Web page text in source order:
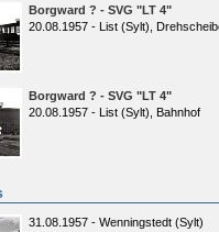
Borgward ? - SVG "LT 4"
20.08.1957 - List (Sylt),
Borgward ? - SVG "LT 4"
20.08.1957 - List (Sylt), Bahnhof
31.08.1957 - Wenningstedt (Sylt)